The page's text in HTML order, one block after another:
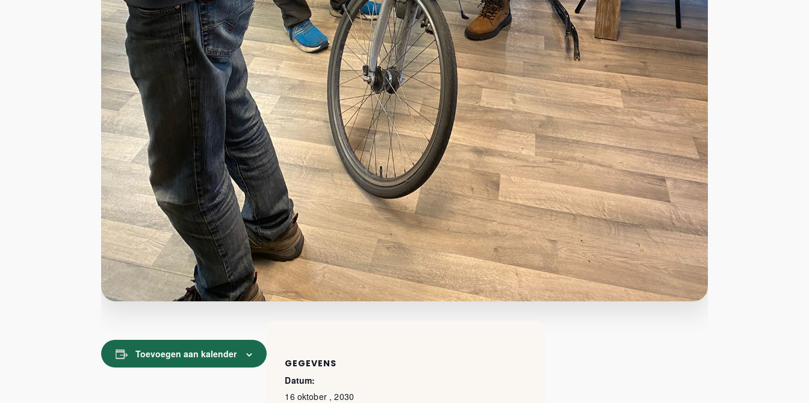
Toevoegen aan kalender
GEGEVENS
Datum:
16 oktober , 2030